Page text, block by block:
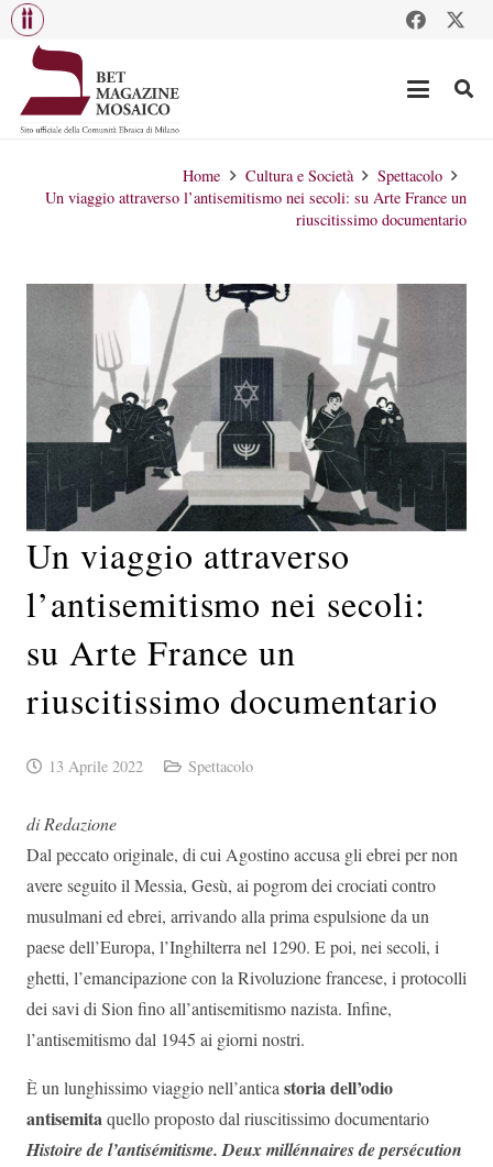
Home Cultura e Società
Spettacolo
Un viaggio attraverso l’antisemitismo nei secoli: su Arte France un
riuscitissimo documentario
Un viaggio attraverso
l’antisemitismo nei secoli:
su Arte France un
riuscitissimo documentario
13 Aprile 2022 Spettacolo
di Redazione
Dal peccato originale, di cui Agostino accusa gli ebrei per non
avere seguito il Messia, Gesù, ai pogrom dei crociati contro
musulmani ed ebrei, arrivando alla prima espulsione da un
paese dell’Europa, l’Inghilterra nel 1290. E poi, nei secoli, i
ghetti, l’emancipazione con la Rivoluzione francese, i protocolli
dei savi di Sion fino all’antisemitismo nazista. Infine,
l’antisemitismo dal 1945 ai giorni nostri.
È un lunghissimo viaggio nell’anticastoria dell’odio
antisemitaquello proposto dal riuscitissimo documentario
Histoire de l’antisémitisme. Deux millénnaires de persécution